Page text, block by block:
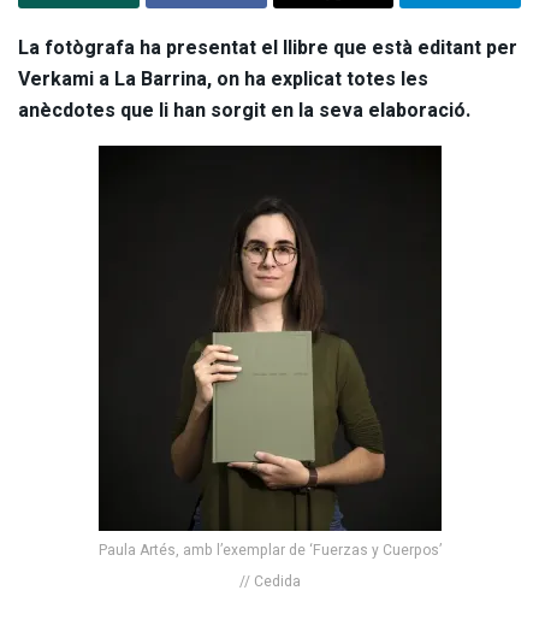
La fotògrafa ha presentat el llibre que està editant per
Verkami a La Barrina, on ha explicat totes les
anècdotes que li han sorgit en la seva elaboració.
Paula Artés, amb l’exemplar de ‘Fuerzas y Cuerpos’
// Cedida